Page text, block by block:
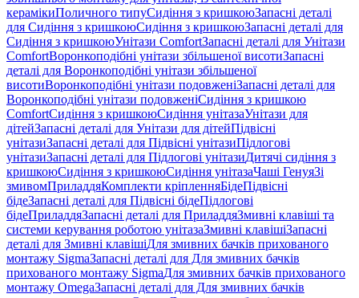
керамікиПоличного типуСидіння з кришкоюЗапасні деталі
для Сидіння з кришкоюСидіння з кришкоюЗапасні деталі для
Сидіння з кришкоюУнітази ComfortЗапасні деталі для Унітази
ComfortВоронкоподібні унітази збільшеної висотиЗапасні
деталі для Воронкоподібні унітази збільшеної
висотиВоронкоподібні унітази подовженіЗапасні деталі для
Воронкоподібні унітази подовженіСидіння з кришкою
ComfortСидіння з кришкоюСидіння унітазаУнітази для
дітейЗапасні деталі для Унітази для дітейПідвісні
унітазиЗапасні деталі для Підвісні унітазиПідлогові
унітазиЗапасні деталі для Підлогові унітазиДитячі сидіння з
кришкоюСидіння з кришкоюСидіння унітазаЧаші ГенуяЗі
змивомПриладдяКомплекти кріпленняБідеПідвісні
бідеЗапасні деталі для Підвісні бідеПідлогові
бідеПриладдяЗапасні деталі для ПриладдяЗмивні клавіші та
системи керування роботою унітазаЗмивні клавішіЗапасні
деталі для Змивні клавішіДля змивних бачків прихованого
монтажу SigmaЗапасні деталі для Для змивних бачків
прихованого монтажу SigmaДля змивних бачків прихованого
монтажу OmegaЗапасні деталі для Для змивних бачків